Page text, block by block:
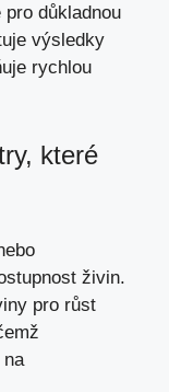
důkladnou
výsledky
rychlou
které
živin.
pro růst